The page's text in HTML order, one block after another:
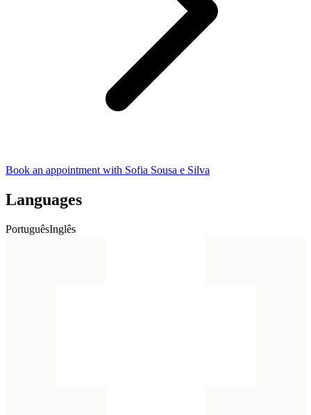
Book an appointment with Sofia Sousa e Silva
Languages
PortuguêsInglês